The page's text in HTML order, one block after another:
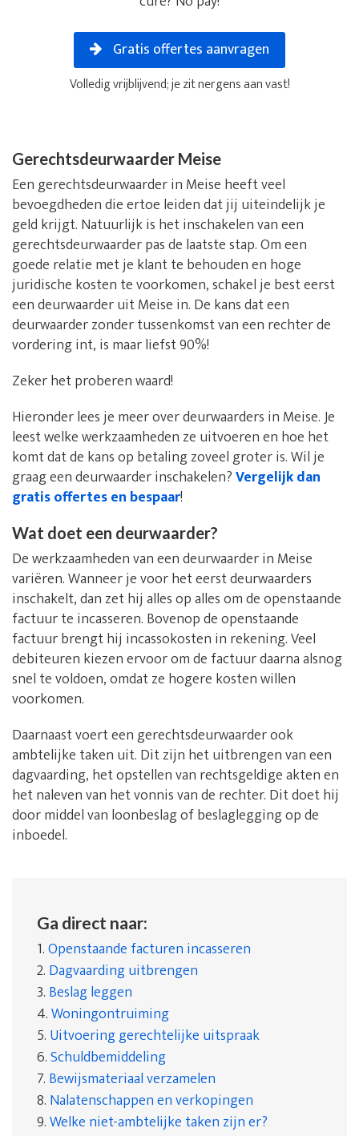
Gratis offertes aanvragen
Volledig vrijblijvend; je zit nergens aan vast!
Gerechtsdeurwaarder Meise
Een gerechtsdeurwaarder in Meise heeft veel
bevoegdheden die ertoe leiden dat jij uiteindelijk je
geld krijgt. Natuurlijk is het inschakelen van een
gerechtsdeurwaarder pas de laatste stap. Om een
goede relatie met je klant te behouden en hoge
juridische kosten te voorkomen, schakel je best eerst
een deurwaarder uit Meise in. De kans dat een
deurwaarder zonder tussenkomst van een rechter de
vordering int, is maar liefst 90%!
Zeker het proberen waard!
Hieronder lees je meer over deurwaarders in Meise. Je
leest welke werkzaamheden ze uitvoeren en hoe het
komt dat de kans op betaling zoveel groter is. Wil je
graag een deurwaarder inschakelen?Vergelijk dan
gratis offertes en bespaar!
Wat doet een deurwaarder?
De werkzaamheden van een deurwaarder in Meise
variëren. Wanneer je voor het eerst deurwaarders
inschakelt, dan zet hij alles op alles om de openstaande
factuur te incasseren. Bovenop de openstaande
factuur brengt hij incassokosten in rekening. Veel
debiteuren kiezen ervoor om de factuur daarna alsnog
snel te voldoen, omdat ze hogere kosten willen
voorkomen.
Daarnaast voert een gerechtsdeurwaarder ook
ambtelijke taken uit. Dit zijn het uitbrengen van een
dagvaarding, het opstellen van rechtsgeldige akten en
het naleven van het vonnis van de rechter. Dit doet hij
door middel van loonbeslag of beslaglegging op de
inboedel.
Ga direct naar:
1.Openstaande facturen incasseren
2. Dagvaarding uitbrengen
3. Beslag leggen
4.Woningontruiming
5. Uitvoering gerechtelijke uitspraak
6.Schuldbemiddeling
7. Bewijsmateriaal verzamelen
8. Nalatenschappen en verkopingen
9.Welke niet-ambtelijke taken zijn er?